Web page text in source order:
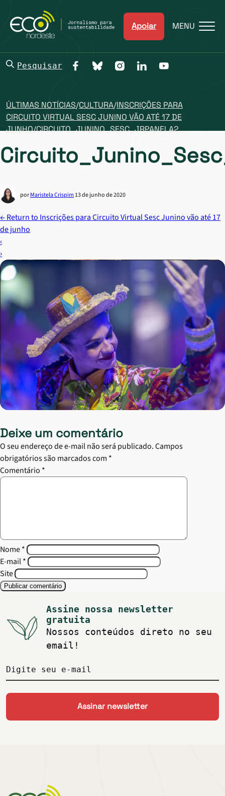
Apoiar MENU
Pesquisar
ÚLTIMAS NOTÍCIAS/CULTURA/INSCRIÇÕES PARA
CIRCUITO VIRTUAL SESC JUNINO VÃO ATÉ 17 DE
JUNHO/CIRCUITO_JUNINO_SESC_JRPANELA2
porMaristela Crispim 13 de junho de 2020
←Return to Inscrições para Circuito Virtual Sesc Junino vão até 17
de junho
‹
›
Deixe um comentário
O seu endereço de e-mail não será publicado.Campos
obrigatórios são marcados com *
Comentário *
Nome*
E-mail*
Site
Assine nossa newsletter
gratuita
Nossos conteúdos direto no seu
email!
Digite seu e-mail